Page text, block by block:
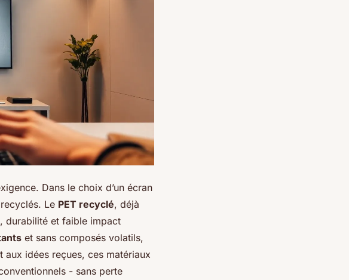
Dans le choix d’un écran
Le PET recyclé, déjà
durabilité et faible impact
et sans composés volatils,
aux idées reçues, ces matériaux
- sans perte